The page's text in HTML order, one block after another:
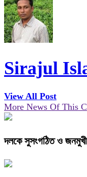
Sirajul
View All Post
More News Of This
দলকে সুসংগঠিত ও জনমুখী